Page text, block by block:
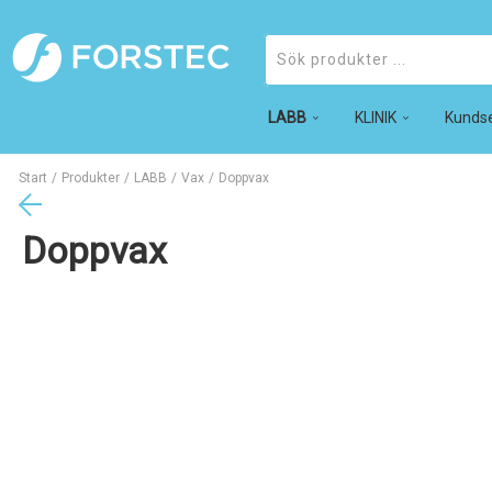
LABB KLINIK
Produkter
Start / Produkter / LABB / Vax / Doppvax
Doppvax